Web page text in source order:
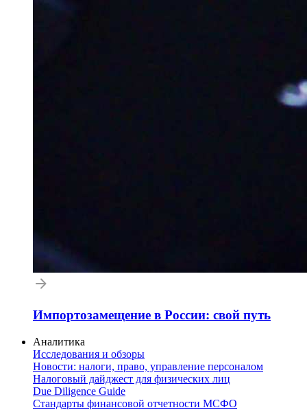
Импортозамещение в России: свой путь
Аналитика
Исследования и обзоры
Новости: налоги, право, управление персоналом
Налоговый дайджест для физических лиц
Due Diligence Guide
Стандарты финансовой отчетности МСФО